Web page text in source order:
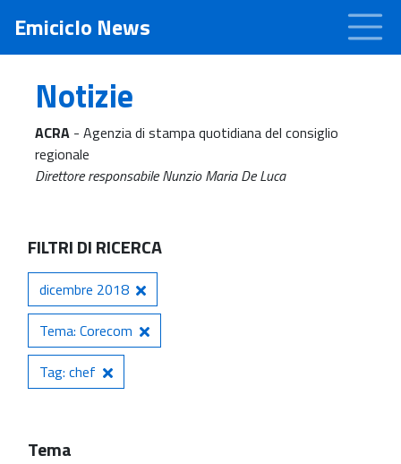
Emiciclo News
Notizie
ACRA - Agenzia di stampa quotidiana del consiglio
regionale
Direttore responsabile Nunzio Maria De Luca
FILTRI DI RICERCA
dicembre 2018
Tema: Corecom
Tag: chef
Tema